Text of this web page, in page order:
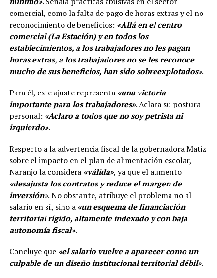
comercial, como la falta de pago de horas extras y el no
reconocimiento de beneficios: «Allá en el centro
comercial (La Estación) y en todos los
establecimientos, a los trabajadores no les pagan
horas extras, a los trabajadores no se les reconoce
mucho de sus beneficios, han sido sobreexplotados».
Para él, este ajuste representa «una victoria
importante para los trabajadores». Aclara su postura
personal: «Aclaro a todos que no soy petrista ni
izquierdo».
Respecto a la advertencia fiscal de la gobernadora Matiz
sobre el impacto en el plan de alimentación escolar,
Naranjo la considera «válida», ya que el aumento
«desajusta los contratos y reduce el margen de
inversión». No obstante, atribuye el problema no al
salario en sí, sino a «un esquema de financiación
territorial rígido, altamente indexado y con baja
autonomía fiscal».
Concluye que «el salario vuelve a aparecer como un
culpable de un diseño institucional territorial débil».